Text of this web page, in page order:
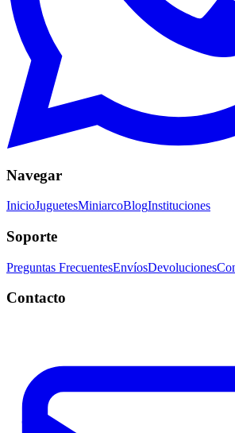
Navegar
InicioJuguetesMiniarcoBlogInstituciones
Soporte
Preguntas FrecuentesEnvíosDevoluciones
Contacto